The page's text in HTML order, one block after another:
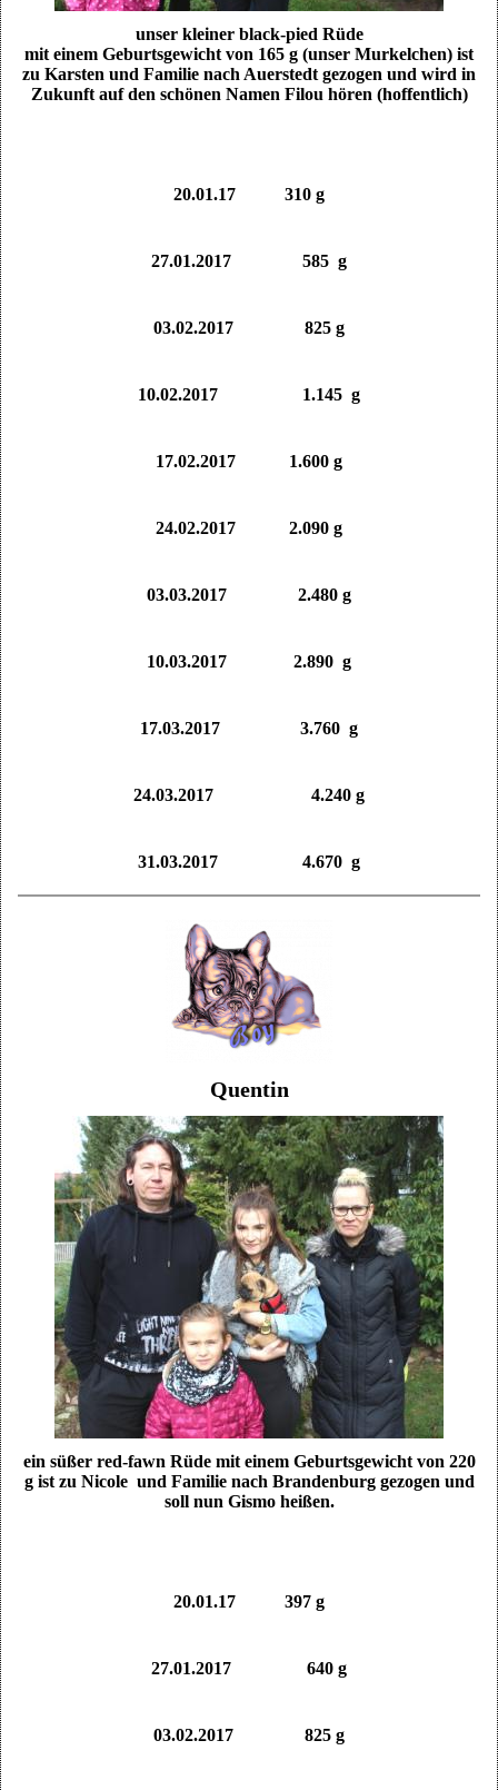
unser kleiner black-pied Rüde
mit einem Geburtsgewicht von 165 g (unser Murkelchen) ist
zu Karsten und Familie nach Auerstedt gezogen und wird in
Zukunft auf den schönen Namen Filou hören (hoffentlich)
20.01.17 310 g
27.01.2017 585 g
03.02.2017 825 g
10.02.2017 1.145 g
17.02.2017 1.600 g
24.02.2017 2.090 g
03.03.2017 2.480 g
10.03.2017 2.890 g
17.03.2017 3.760 g
24.03.2017 4.240 g
31.03.2017 4.670 g
Quentin
ein süßer red-fawn Rüde mit einem Geburtsgewicht von 220
g ist zu Nicole und Familie nach Brandenburg gezogen und
soll nun Gismo heißen.
20.01.17 397 g
27.01.2017 640 g
03.02.2017 825 g